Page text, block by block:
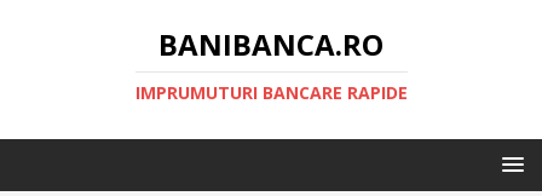
BANIBANCA.RO
IMPRUMUTURI BANCARE RAPIDE